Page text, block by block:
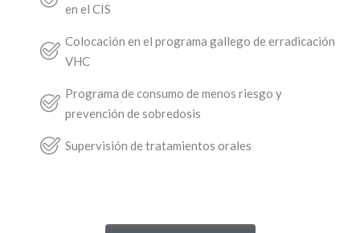
en el CIS
Colocación en el programa gallego de erradicación
VHC
Programa de consumo de menos riesgo y
prevención de sobredosis
Supervisión de tratamientos orales